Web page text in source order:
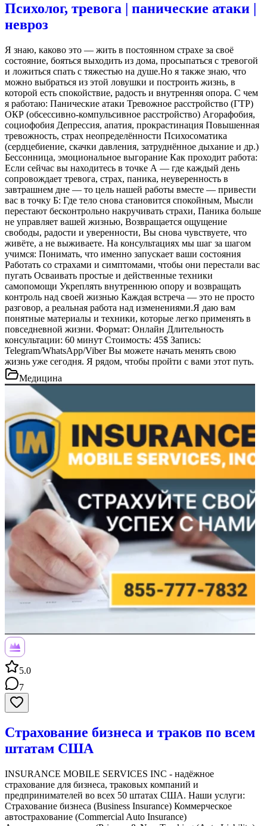
Психолог, тревога | панические атаки |
невроз
Я знаю, каково это — жить в постоянном страхе за своё
состояние, бояться выходить из дома, просыпаться с тревогой
и ложиться спать с тяжестью на душе.Но я также знаю, что
можно выбраться из этой ловушки и построить жизнь, в
которой есть спокойствие, радость и внутренняя опора. С чем
я работаю: Панические атаки Тревожное расстройство (ГТР)
ОКР (обсессивно-компульсивное расстройство) Агорафобия,
социофобия Депрессия, апатия, прокрастинация Повышенная
тревожность, страх неопределённости Психосоматика
(сердцебиение, скачки давления, затруднённое дыхание и др.)
Бессонница, эмоциональное выгорание Как проходит работа:
Если сейчас вы находитесь в точке А — где каждый день
сопровождает тревога, страх, паника, неуверенность в
завтрашнем дне — то цель нашей работы вместе — привести
вас в точку Б: Где тело снова становится спокойным, Мысли
перестают бесконтрольно накручивать страхи, Паника больше
не управляет вашей жизнью, Возвращается ощущение
свободы, радости и уверенности, Вы снова чувствуете, что
живёте, а не выживаете. На консультациях мы шаг за шагом
учимся: Понимать, что именно запускает ваши состояния
Работать со страхами и симптомами, чтобы они перестали вас
пугать Осваивать простые и действенные техники
самопомощи Укреплять внутреннюю опору и возвращать
контроль над своей жизнью Каждая встреча — это не просто
разговор, а реальная работа над изменениями.Я даю вам
понятные материалы и техники, которые легко применять в
повседневной жизни. Формат: Онлайн Длительность
консультации: 60 минут Стоимость: 45$ Запись:
Telegram/WhatsApp/Viber Вы можете начать менять свою
жизнь уже сегодня. Я рядом, чтобы пройти с вами этот путь.
Медицина
5.0
7
Страхование бизнеса и траков по всем
штатам США
INSURANCE MOBILE SERVICES INC - надёжное
страхование для бизнеса, траковых компаний и
предпринимателей во всех 50 штатах США. Наши услуги:
Страхование бизнеса (Business Insurance) Коммерческое
автострахование (Commercial Auto Insurance)